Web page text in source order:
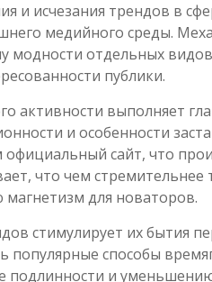
и исчезания трендов в
медийного среды.
модности отдельных
публики.
активности выполняет
и особенности
официальный сайт, что
что чем
для новаторов.
стимулирует их бытия
популярные способы
подлинности и